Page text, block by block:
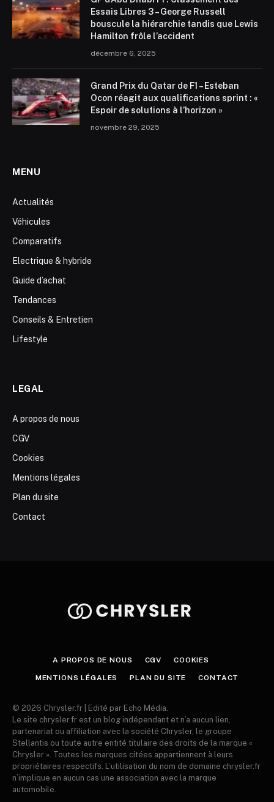
Essais Libres 3 – George Russell
bouscule la hiérarchie tandis que Lewis
Hamilton frôle l’accident
décembre 6, 2025
Grand Prix du Qatar de F1 – Esteban
Ocon réagit aux qualifications sprint : «
Espoir de solutions à l’horizon »
novembre 29, 2025
MENU
Actualités
Véhicules
Comparatifs
Electrique & hybride
Guide d’achat
Tendances
Conseils & Entretien
Lifestyle
LEGAL
A propos de nous
CGV
Cookies
Mentions légales
Plan du site
Contact
A PROPOS DE NOUS CGV COOKIES
MENTIONS LÉGALES PLAN DU SITE CONTACT
© 2026 Chrysler.fr | Edité par Echo Média.
Le site chrysler.fr est un blog indépendant et n’a aucun lien,
partenariat ou affiliation avec la société Chrysler, le groupe
Stellantis ou toute autre entité titulaire des droits de la marque «
Chrysler ». Toutes les marques citées appartiennent à leurs
propriétaires respectifs. L’utilisation du nom de domaine chrysler.fr
n’implique en aucun cas une association avec la marque
automobile.